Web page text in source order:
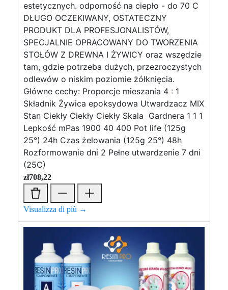
estetycznych. odporność na ciepło - do 70 C
DŁUGO OCZEKIWANY, OSTATECZNY
PRODUKT DLA PROFESJONALISTÓW,
SPECJALNIE OPRACOWANY DO TWORZENIA
STOŁÓW Z DREWNA I ŻYWICY oraz wszędzie
tam, gdzie potrzeba dużych, przezroczystych
odlewów o niskim poziomie żółknięcia.
Główne cechy: Proporcje mieszania 4 : 1
Składnik Żywica epoksydowa Utwardzacz MIX
Stan Ciekły Ciekły Ciekły Skala Gardnera 1 1 1
Lepkość mPas 1900 40 400 Pot life (125g
25°) 24h Czas żelowania (125g 25°) 48h
Rozformowanie dni 2 Pełne utwardzenie 7 dni
(25C)
zł708,22
Visualizza di più →